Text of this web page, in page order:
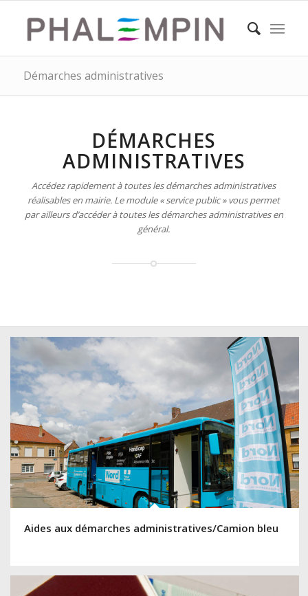
Démarches administratives
DÉMARCHES
ADMINISTRATIVES
Accédez rapidement à toutes les démarches administratives
réalisables en mairie. Le module « service public » vous permet
par ailleurs d’accéder à toutes les démarches administratives en
général.
Aides aux démarches administratives/Camion bleu